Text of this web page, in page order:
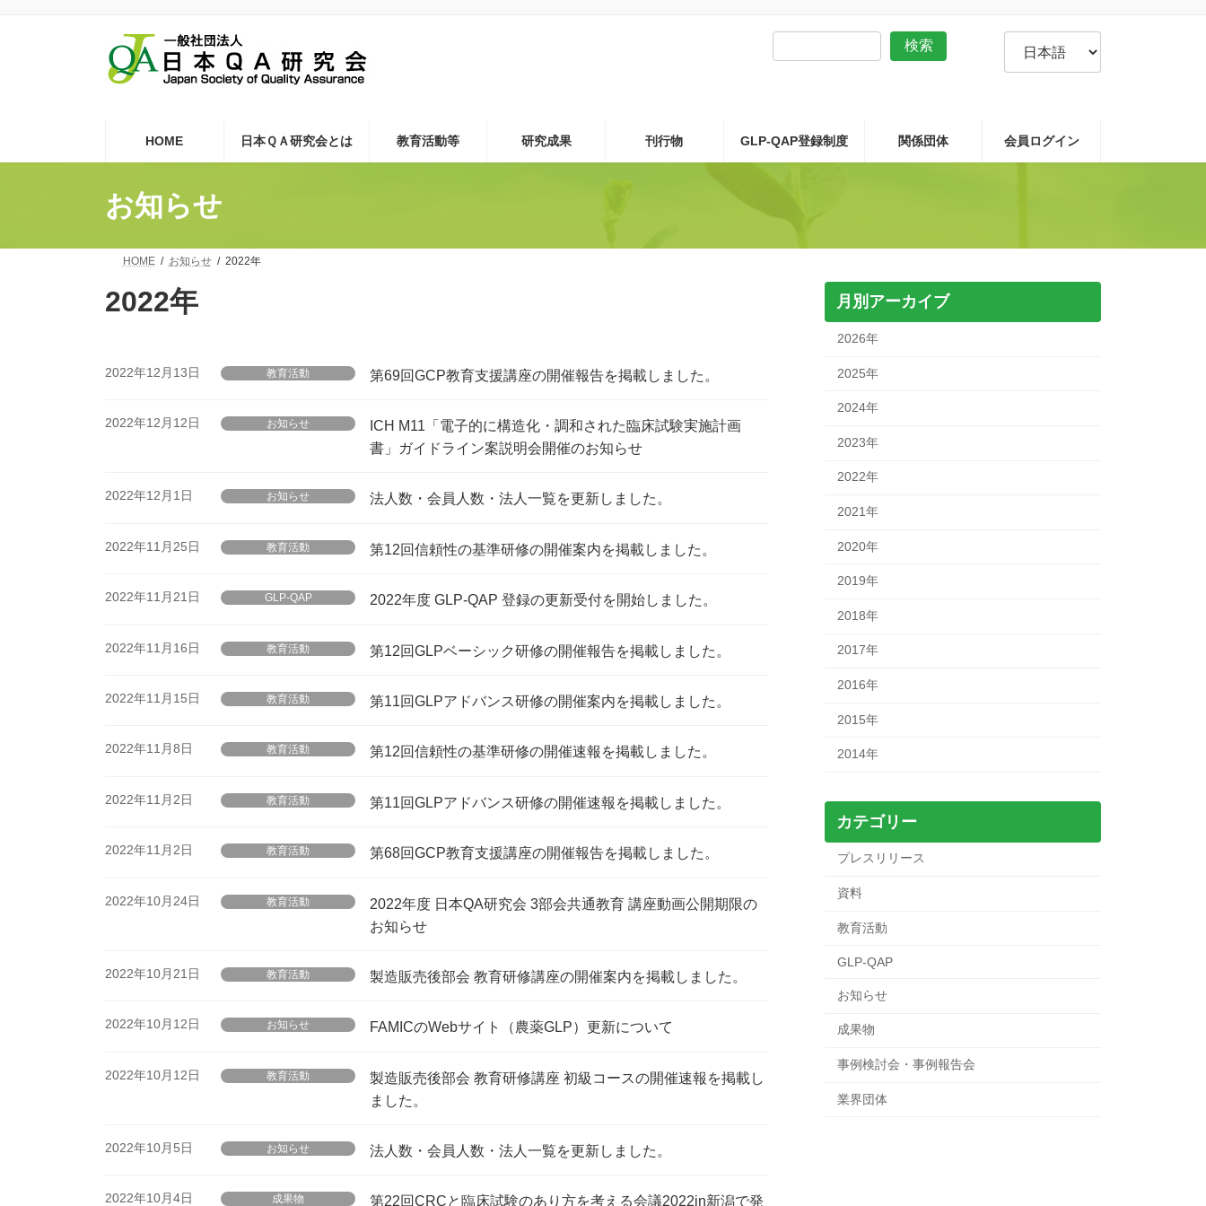
検索
を
HOME 日本ＱＡ研究会とは 教育活動等 研究成果 刊行物 GLP-QAP登録制度 関係団体 会員ログイン
お知らせ
HOME お知らせ 2022年
2022年
2022年12月13日 教育活動 第69回GCP教育支援講座の開催報告を掲載しました。
2022年12月12日 お知らせ
ICH M11「電子的に構造化・調和された臨床試験実施計画
書」ガイドライン案説明会開催のお知らせ
2022年12月1日 お知らせ 法人数・会員人数・法人一覧を更新しました。
2022年11月25日 教育活動 第12回信頼性の基準研修の開催案内を掲載しました。
2022年11月21日 GLP-QAP 2022年度 GLP-QAP 登録の更新受付を開始しました。
2022年11月16日 教育活動 第12回GLPベーシック研修の開催報告を掲載しました。
2022年11月15日 教育活動 第11回GLPアドバンス研修の開催案内を掲載しました。
2022年11月8日 教育活動 第12回信頼性の基準研修の開催速報を掲載しました。
2022年11月2日 教育活動 第11回GLPアドバンス研修の開催速報を掲載しました。
2022年11月2日 教育活動 第68回GCP教育支援講座の開催報告を掲載しました。
2022年10月24日 教育活動
2022年度 日本QA研究会 3部会共通教育 講座動画公開期限の
お知らせ
2022年10月21日 教育活動 製造販売後部会 教育研修講座の開催案内を掲載しました。
2022年10月12日 お知らせ FAMICのWebサイト（農薬GLP）更新について
2022年10月12日 教育活動
製造販売後部会 教育研修講座 初級コースの開催速報を掲載し
ました。
2022年10月5日 お知らせ 法人数・会員人数・法人一覧を更新しました。
2022年10月4日 成果物
第22回CRCと臨床試験のあり方を考える会議2022in新潟で発
月別アーカイブ
2026年
2025年
2024年
2023年
2022年
2021年
2020年
2019年
2018年
2017年
2016年
2015年
2014年
カテゴリー
プレスリリース
資料
教育活動
GLP-QAP
お知らせ
成果物
事例検討会・事例報告会
業界団体